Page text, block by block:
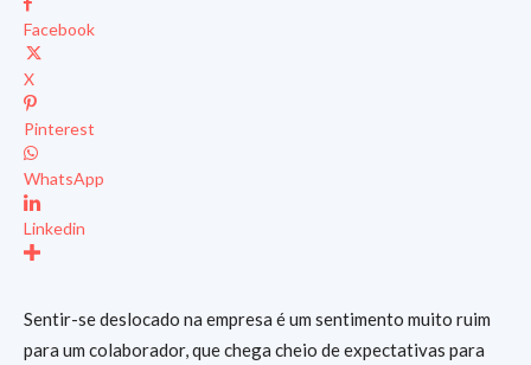
Facebook
X
Pinterest
WhatsApp
Linkedin
Sentir-se deslocado na empresa é um sentimento muito ruim
para um colaborador, que chega cheio de expectativas para